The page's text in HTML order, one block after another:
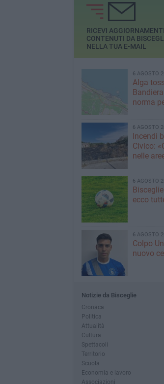
RICEVI
CONTENUTI DA
NELLA TUA E-MAIL
6 AGOSTO
Alga
norma
6 AGOSTO
Incendi
Civico:
nelle
6 AGOSTO
ecco
6 AGOSTO
Colpo
nuovo
Notizie da Bisceglie
Cronaca
Politica
Attualità
Cultura
Spettacoli
Territorio
Scuola
Economia e lavoro
Associazioni